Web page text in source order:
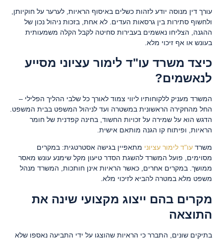
עורך דין מנוסה יודע לזהות כשלים באיסוף הראיות, לערער על חוקיותן,
ולחשוף סתירות בין גרסאות העדים. לא אחת, בזכות ניהול נכון של
ההגנה, הצליחו נאשמים בעבירות סחיטה לקבל הקלה משמעותית
בעונש או אף זיכוי מלא.
כיצד משרד עו"ד לימור עציוני מסייע
לנאשמים?
המשרד מעניק ללקוחותיו ליווי צמוד לאורך כל שלבי ההליך הפלילי –
החל מהחקירה הראשונית במשטרה ועד לניהול המשפט בבית המשפט.
הדגש הוא על שמירה על זכויות החשוד, בחינה קפדנית של חומר
הראיות, ופיתוח קו הגנה מותאם אישית.
משרד עו"ד לימור עציוני מתאפיין בגישה אסטרטגית: במקרים
מסוימים, פועל המשרד להשגת הסדר טיעון מקל שימנע עונש מאסר
ממושך. במקרים אחרים, כאשר הראיות אינן חותכות, המשרד מנהל
משפט מלא במטרה להביא לזיכוי מלא.
מקרים בהם ייצוג מקצועי שינה את
התוצאה
בתיקים שונים, התברר כי הראיות שהוצגו על ידי התביעה נאספו שלא